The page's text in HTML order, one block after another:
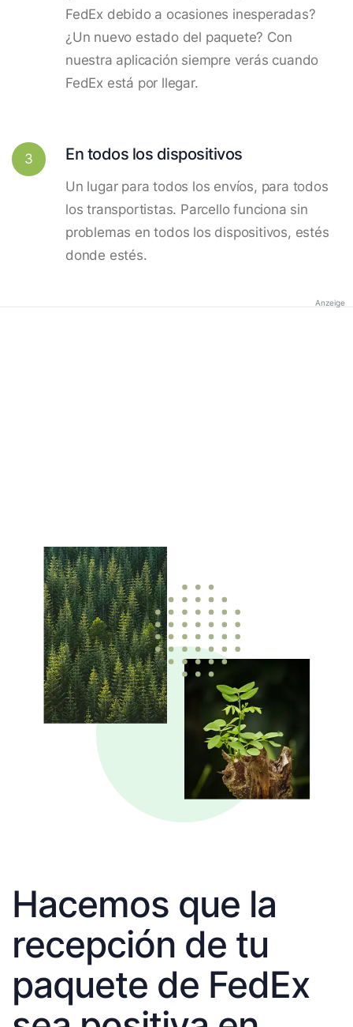
FedEx debido a ocasiones inesperadas?
¿Un nuevo estado del paquete? Con
nuestra aplicación siempre verás cuando
FedEx está por llegar.
3 En todos los dispositivos
Un lugar para todos los envíos, para todos
los transportistas. Parcello funciona sin
problemas en todos los dispositivos, estés
donde estés.
Anzeige
Hacemos que la
recepción de tu
paquete de FedEx